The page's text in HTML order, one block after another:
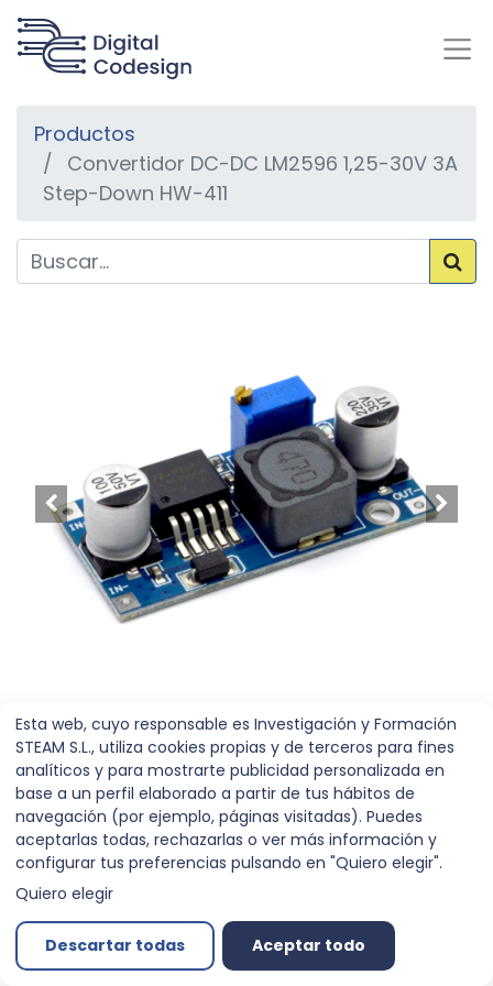
Productos
Convertidor DC-DC LM2596 1,25-30V 3A
Step-Down HW-411
Disponible
Convertidor DC-DC LM2596
1,25-30V 3A Step-Down
HW-411
Referencia:00016957
2,60€
Esta web, cuyo responsable es Investigación y Formación
STEAM S.L., utiliza cookies propias y de terceros para fines
analíticos y para mostrarte publicidad personalizada en
base a un perfil elaborado a partir de tus hábitos de
navegación (por ejemplo, páginas visitadas). Puedes
aceptarlas todas, rechazarlas o ver más información y
configurar tus preferencias pulsando en "Quiero elegir".
Quiero elegir
Descartar todas Aceptar todo